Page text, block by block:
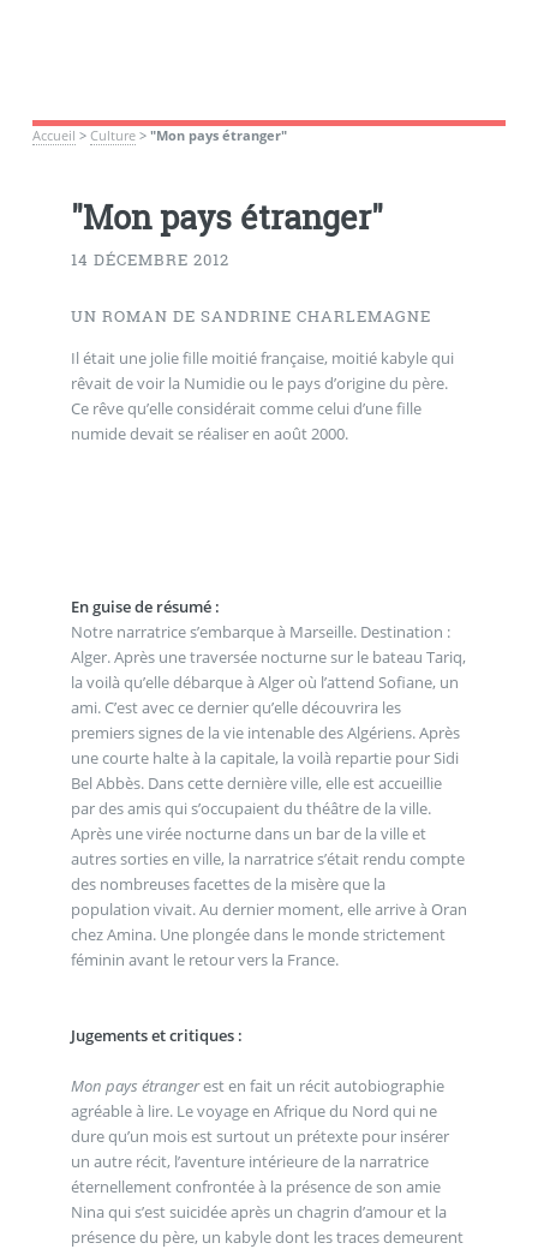
Accueil > Culture> "Mon pays étranger"
"Mon pays étranger"
14 DÉCEMBRE 2012
UN ROMAN DE SANDRINE CHARLEMAGNE
Il était une jolie fille moitié française, moitié kabyle qui
rêvait de voir la Numidie ou le pays d’origine du père.
Ce rêve qu’elle considérait comme celui d’une fille
numide devait se réaliser en août 2000.
En guise de résumé :
Notre narratrice s’embarque à Marseille. Destination :
Alger. Après une traversée nocturne sur le bateau Tariq,
la voilà qu’elle débarque à Alger où l’attend Sofiane, un
ami. C’est avec ce dernier qu’elle découvrira les
premiers signes de la vie intenable des Algériens. Après
une courte halte à la capitale, la voilà repartie pour Sidi
Bel Abbès. Dans cette dernière ville, elle est accueillie
par des amis qui s’occupaient du théâtre de la ville.
Après une virée nocturne dans un bar de la ville et
autres sorties en ville, la narratrice s’était rendu compte
des nombreuses facettes de la misère que la
population vivait. Au dernier moment, elle arrive à Oran
chez Amina. Une plongée dans le monde strictement
féminin avant le retour vers la France.
Jugements et critiques :
Mon pays étrangerest en fait un récit autobiographie
agréable à lire. Le voyage en Afrique du Nord qui ne
dure qu’un mois est surtout un prétexte pour insérer
un autre récit, l’aventure intérieure de la narratrice
éternellement confrontée à la présence de son amie
Nina qui s’est suicidée après un chagrin d’amour et la
présence du père, un kabyle dont les traces demeurent